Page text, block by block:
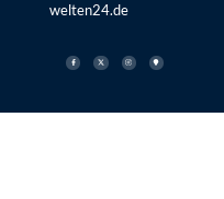
welten24.de
c
e
t
w
s
t
p
-